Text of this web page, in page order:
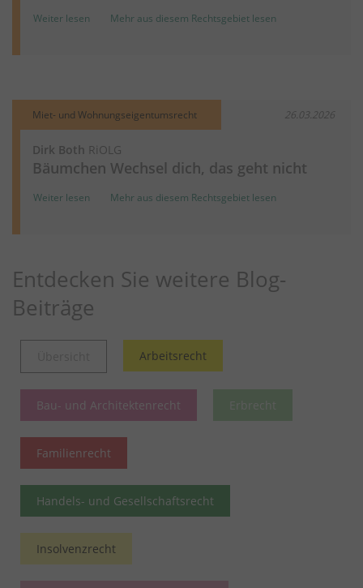
Weiter lesen Mehr aus diesem Rechtsgebiet lesen
Miet- und Wohnungseigentumsrecht 26.03.2026
Dirk Both RiOLG
Bäumchen Wechsel dich, das geht nicht
Weiter lesen Mehr aus diesem Rechtsgebiet lesen
Entdecken Sie weitere Blog-
Beiträge
Arbeitsrecht
Bau- und Architektenrecht
Familienrecht
Handels- und Gesellschaftsrecht
Insolvenzrecht